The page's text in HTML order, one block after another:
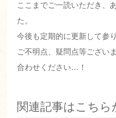
ここまでご一読いただき、
た。
今後も定期的に更新して参
ご不明点、疑問点等ござい
合わせください…！
関連記事はこちら